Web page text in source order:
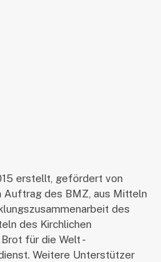
erstellt, gefördert von
Auftrag des BMZ, aus Mitteln
des
des Kirchlichen
für die Welt -
Weitere Unterstützer